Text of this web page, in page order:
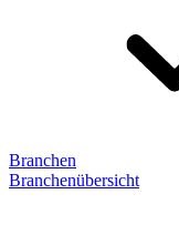
Branchen
Branchenübersicht